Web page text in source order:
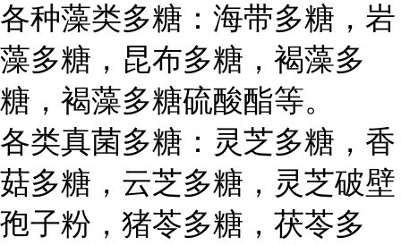
各种藻类多糖：海带多糖，岩
藻多糖，昆布多糖，褐藻多
糖，褐藻多糖硫酸酯等。
各类真菌多糖：灵芝多糖，香
菇多糖，云芝多糖，灵芝破壁
孢子粉，猪苓多糖，茯苓多